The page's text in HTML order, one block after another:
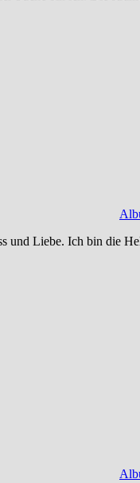
und Liebe. Ich bin die